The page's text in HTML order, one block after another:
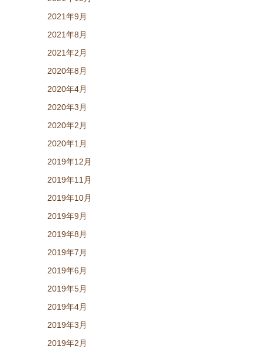
2021年9月
2021年8月
2021年2月
2020年8月
2020年4月
2020年3月
2020年2月
2020年1月
2019年12月
2019年11月
2019年10月
2019年9月
2019年8月
2019年7月
2019年6月
2019年5月
2019年4月
2019年3月
2019年2月